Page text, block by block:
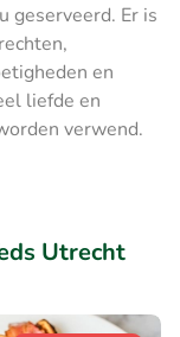
geserveerd. Er is
en
liefde en
verwend.
Utrecht